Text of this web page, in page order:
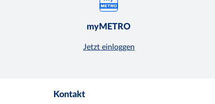
myMETRO
Jetzt einloggen
Kontakt